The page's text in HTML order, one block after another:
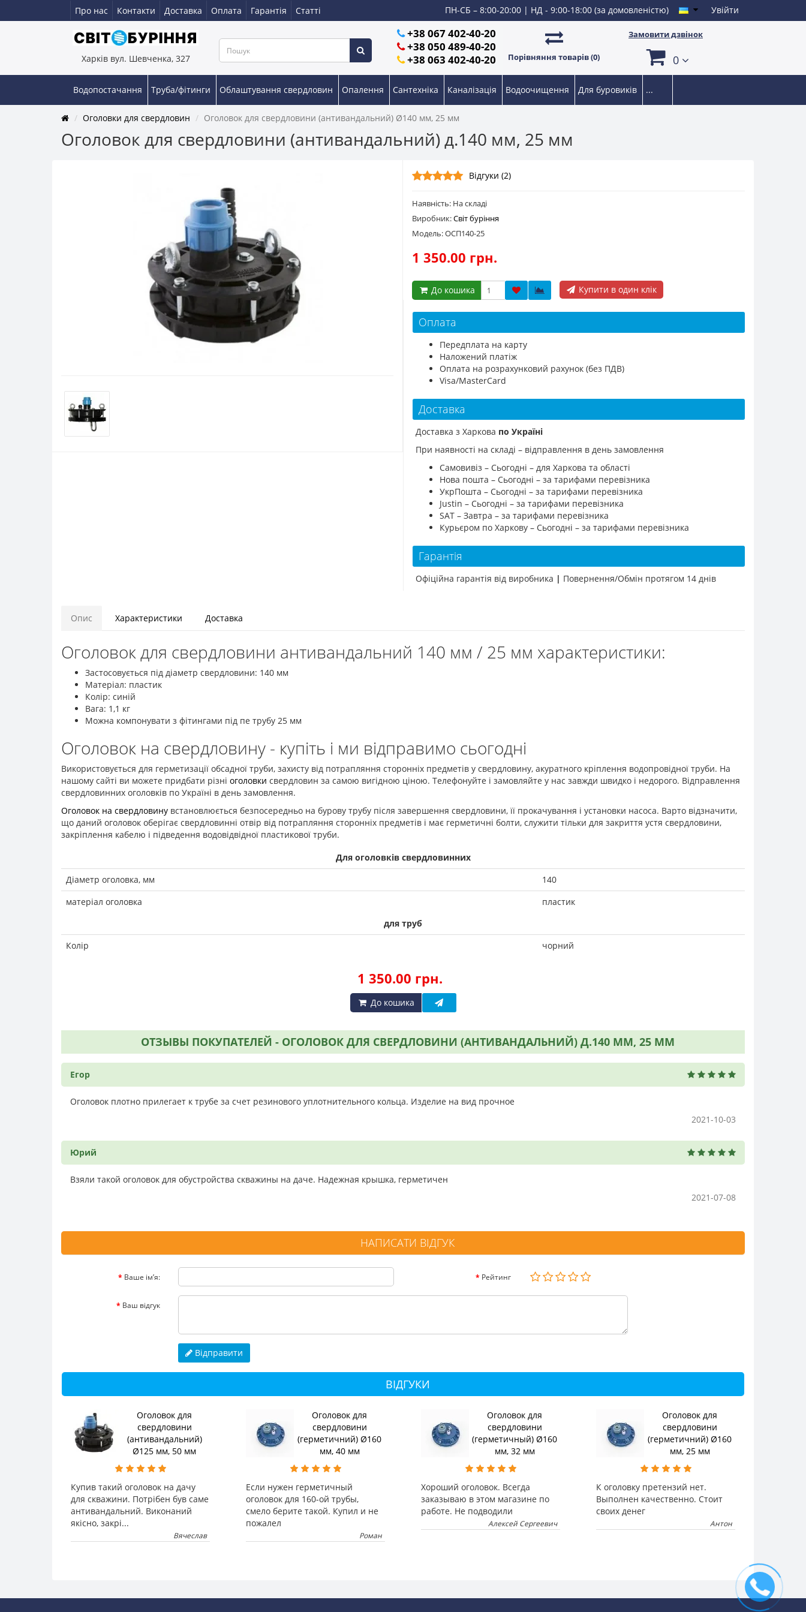
Про нас Контакти Доставка Оплата Гарантія Статті ПН-СБ – 8:00-20:00 | НД - 9:00-18:00 (за домовленістю) Увійти
Харків вул. Шевченка, 327
+38 067 402-40-20
+38 050 489-40-20
+38 063 402-40-20
Порівняння товарів (0)
Замовити дзвінок
0
Водопостачання Труба/фітинги Облаштування свердловин Опалення Сантехніка Каналізація Водоочищення Для буровиків ...
Оголовки для свердловин Оголовок для свердловини (антивандальний) Ø140 мм, 25 мм
Оголовок для свердловини (антивандальний) д.140 мм, 25 мм
Відгуки (2)
Наявність: На складі
Виробник:Світ буріння
Модель: ОСП140-25
1 350.00 грн.
До кошика Купити в один клік
Оплата
Передплата на карту
Наложений платіж
Оплата на розрахунковий рахунок (без ПДВ)
Visa/MasterCard
Доставка
Доставка з Харкова по Україні
При наявності на складі – відправлення в день замовлення
Самовивіз – Сьогодні – для Харкова та області
Нова пошта – Сьогодні – за тарифами перевізника
УкрПошта – Сьогодні – за тарифами перевізника
Justin – Сьогодні – за тарифами перевізника
SAT – Завтра – за тарифами перевізника
Курьєром по Харкову – Сьогодні – за тарифами перевізника
Гарантія
Офіційна гарантія від виробника | Повернення/Обмін протягом 14 днів
Опис Характеристики Доставка
Оголовок для свердловини антивандальний 140 мм / 25 мм характеристики:
Застосовується під діаметр свердловини: 140 мм
Матеріал: пластик
Колір: синій
Вага: 1,1 кг
Можна компонувати з фітингами під пе трубу 25 мм
Оголовок на свердловину - купіть і ми відправимо сьогодні
Використовується для герметизації обсадної труби, захисту від потрапляння сторонніх предметів у свердловину, акуратного кріплення водопровідної труби. На
нашому сайті ви можете придбати різні оголовки свердловин за самою вигідною ціною. Телефонуйте і замовляйте у нас завжди швидко і недорого. Відправлення
свердловинних оголовків по Україні в день замовлення.
Оголовок на свердловину встановлюється безпосередньо на бурову трубу після завершення свердловини, її прокачування і установки насоса. Варто відзначити,
що даний оголовок оберігає свердловинні отвір від потрапляння сторонніх предметів і має герметичні болти, служити тільки для закриття устя свердловини,
закріплення кабелю і підведення водовідвідної пластикової труби.
Для оголовків свердловинних
Діаметр оголовка, мм
140
матеріал оголовка
пластик
для труб
Колір
чорний
1 350.00 грн.
До кошика
ОТЗЫВЫ ПОКУПАТЕЛЕЙ - ОГОЛОВОК ДЛЯ СВЕРДЛОВИНИ (АНТИВАНДАЛЬНИЙ) Д.140 ММ, 25 ММ
Егор
Оголовок плотно прилегает к трубе за счет резинового уплотнительного кольца. Изделие на вид прочное
2021-10-03
Юрий
Взяли такой оголовок для обустройства скважины на даче. Надежная крышка, герметичен
2021-07-08
НАПИСАТИ ВІДГУК
Ваше ім’я: Рейтинг
Ваш відгук
Відправити
ВІДГУКИ
Оголовок для
свердловини
(антивандальний)
Ø125 мм, 50 мм
Купив такий оголовок на дачу
для скважини. Потрібен був саме
антивандальний. Виконаний
якісно, закрі...
Вячеслав
Оголовок для
свердловини
(герметичний) Ø160
мм, 40 мм
Если нужен герметичный
оголовок для 160-ой трубы,
смело берите такой. Купил и не
пожалел
Роман
Оголовок для
свердловини
(герметичный) Ø160
мм, 32 мм
Хороший оголовок. Всегда
заказываю в этом магазине по
работе. Не подводили
Алексей Сергеевич
Оголовок для
свердловини
(герметичний) Ø160
мм, 25 мм
К оголовку претензий нет.
Выполнен качественно. Стоит
своих денег
Антон